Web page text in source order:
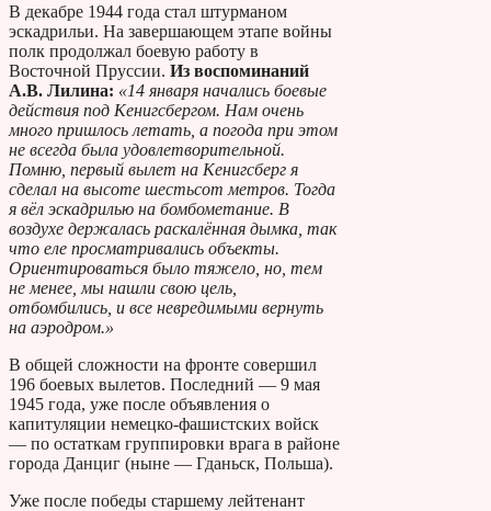
В декабре 1944 года стал штурманом
эскадрильи. На завершающем этапе войны
полк продолжал боевую работу в
Восточной Пруссии. Из воспоминаний
А.В. Лилина: «14 января начались боевые
действия под Кенигсбергом. Нам очень
много пришлось летать, а погода при этом
не всегда была удовлетворительной.
Помню, первый вылет на Кенигсберг я
сделал на высоте шестьсот метров. Тогда
я вёл эскадрилью на бомбометание. В
воздухе держалась раскалённая дымка, так
что еле просматривались объекты.
Ориентироваться было тяжело, но, тем
не менее, мы нашли свою цель,
отбомбились, и все невредимыми вернуть
на аэродром.»
В общей сложности на фронте совершил
196 боевых вылетов. Последний — 9 мая
1945 года, уже после объявления о
капитуляции немецко-фашистских войск
— по остаткам группировки врага в районе
города Данциг (ныне — Гданьск, Польша).
Уже после победы старшему лейтенант